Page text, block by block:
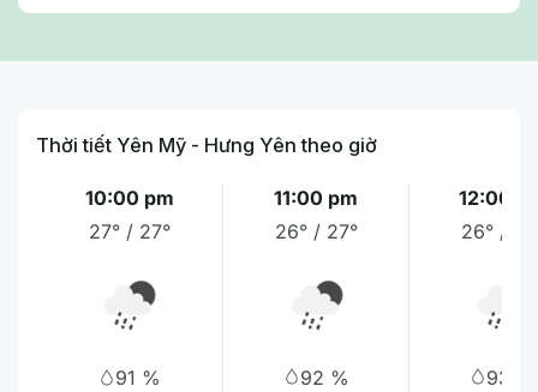
Thời tiết Yên Mỹ - Hưng Yên theo giờ
10:00 pm
27° / 27°
91 %
11:00 pm
26° / 27°
92 %
12:00
26° /
93 %